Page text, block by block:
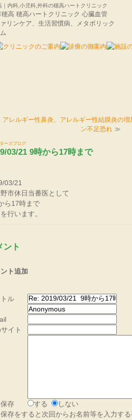
｜内科,小児科,外科の穂高ハートクリニック
アレルギー性鼻炎、アレルギー性結膜炎の増
ン不足恐れ≫
ーズブログ
03/21 9時から17時まで
03/21
市休日当番医として
ら17時まで
行います。
ント
ト追加
ル
イト
存 する
しない
存をすると次回からお名前等を入力す